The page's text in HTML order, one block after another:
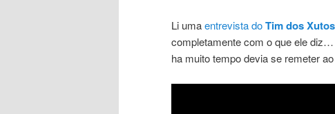
Li umaentrevista doTim dos Xutos
completamente com o que ele
ha muito tempo devia se remeter